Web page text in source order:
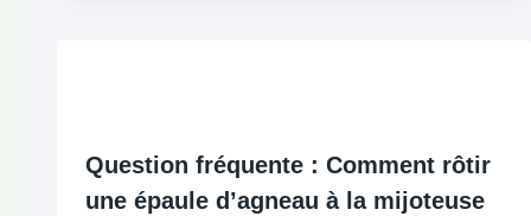
Question fréquente : Comment rôtir
une épaule d’agneau à la mijoteuse